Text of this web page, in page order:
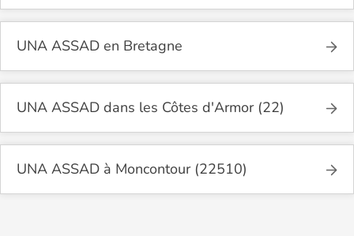
UNA ASSAD en Bretagne
UNA ASSAD dans les Côtes d'Armor (22)
UNA ASSAD à Moncontour (22510)